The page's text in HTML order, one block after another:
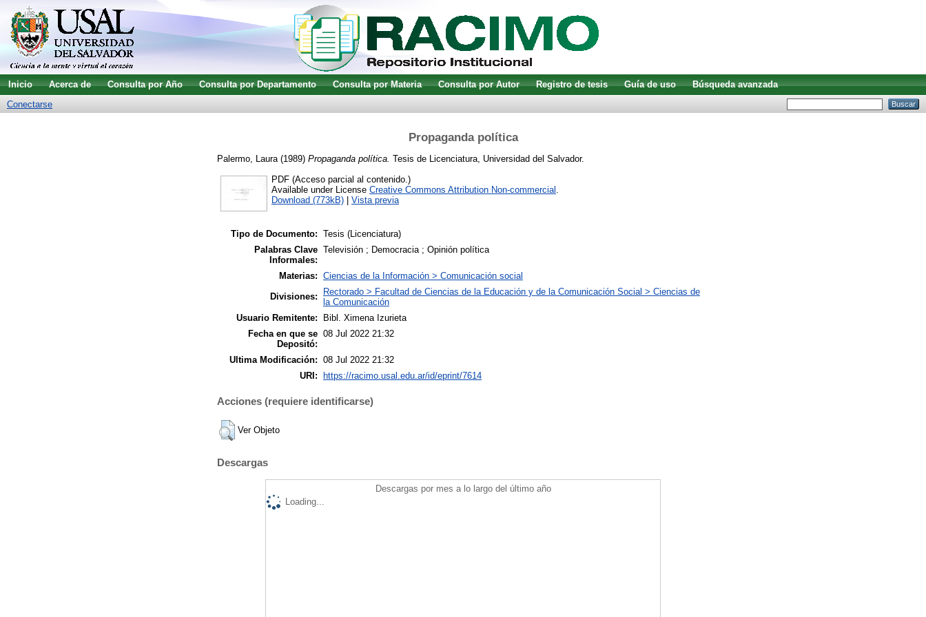
Inicio Acerca de Consulta por Año Consulta por Departamento Consulta por Materia Consulta por Autor Registro de tesis Guía de uso
Búsqueda avanzada
Conectarse
Propaganda política
Palermo, Laura (1989) Propaganda política. Tesis de Licenciatura, Universidad del Salvador.
PDF (Acceso parcial al contenido.)
Available under License Creative Commons Attribution Non-commercial .
Download (773kB)
Vista previa
Tipo de Documento: Tesis (Licenciatura)
Palabras Clave
Informales:
Televisión ; Democracia ; Opinión política
Materias: Ciencias de la Información > Comunicación social
Divisiones:
Rectorado > Facultad de Ciencias de la Educación y de la Comunicación Social > Ciencias de
la Comunicación
Usuario Remitente:
Bibl. Ximena Izurieta
Fecha en que se
Depositó:
08 Jul 2022 21:32
Ultima Modificación: 08 Jul 2022 21:32
URI:
https://racimo.usal.edu.ar/id/eprint/7614
Acciones (requiere identificarse)
Ver Objeto
Descargas
Descargas por mes a lo largo del último año
Loading...